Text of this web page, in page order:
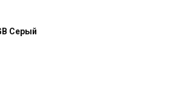
Серый